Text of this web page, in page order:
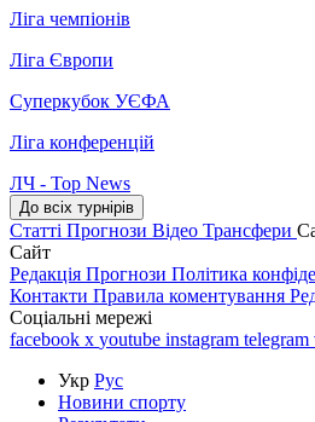
Ліга чемпіонів
Ліга Європи
Суперкубок УЄФА
Ліга конференцій
ЛЧ - Top News
До всіх турнірів
Статті Прогнози Відео Трансфери
Сайт
Редакція Прогнози Політика
Контакти Правила коментування
Соціальні мережі
facebook x youtube instagram telegram
Укр Рус
Новини спорту